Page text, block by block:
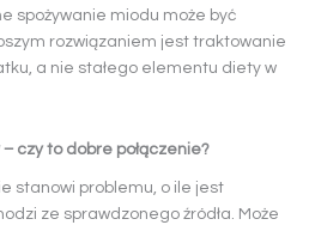
spożywanie miodu może być
rozwiązaniem jest traktowanie
a nie stałego elementu diety w
czy to dobre połączenie?
stanowi problemu, o ile jest
ze sprawdzonego źródła. Może